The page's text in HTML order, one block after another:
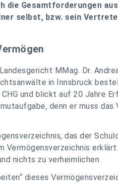
die Gesamtforderungen
selbst, bzw. sein
MMag. Dr.
in Innsbruck
und blickt auf 20 Jahre
denn er muss das
das der
Vermögensverzeichnis
nichts zu verheimlichen.
dieses